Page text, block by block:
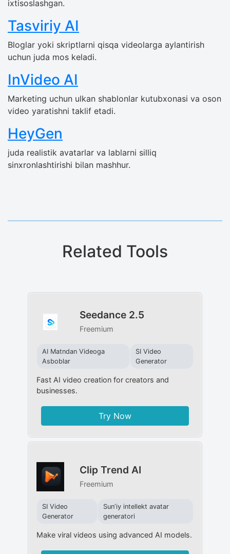
ixtisoslashgan.
Tasviriy AI
Bloglar yoki skriptlarni qisqa videolarga aylantirish
uchun juda mos keladi.
InVideo AI
Marketing uchun ulkan shablonlar kutubxonasi va oson
video yaratishni taklif etadi.
HeyGen
juda realistik avatarlar va lablarni silliq
sinxronlashtirishi bilan mashhur.
Related Tools
Seedance 2.5
Freemium
AI Matndan Videoga
Asboblar
SI Video
Generator
Fast AI video creation for creators and
businesses.
Try Now
Clip Trend AI
Freemium
SI Video
Generator
Sunʼiy intellekt avatar
generatori
Make viral videos using advanced AI models.